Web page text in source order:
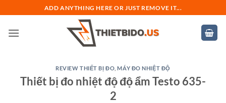
qua
nội
ADD ANYTHING HERE OR JUST REMOVE IT...
REVIEW THIẾT BỊ ĐO ,MÁY ĐO NHIỆT ĐỘ
Thiết bị đo nhiệt độ độ ẩm Testo 635-
2